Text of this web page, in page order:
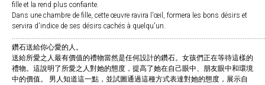
fille et la rend plus confiante.
Dans une chambre de fille, cette œuvre ravira l'œil, formera les bons désirs et
servira d'indice de ses désirs cachés à quelqu'un.
鑽石送給你心愛的人。
送給所愛之人最有價值的禮物當然是任何設計的鑽石。女孩們正在等待這樣的
禮物。這說明了所愛之人對她的態度，提高了她在自己眼中、朋友眼中和環境
中的價值。 男人知道這一點，並試圖通過這種方式表達對她的態度，展示自